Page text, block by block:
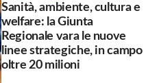
Sanità, ambiente, cultura e
welfare: la Giunta
Regionale vara le nuove
linee strategiche, in campo
oltre 20 milioni